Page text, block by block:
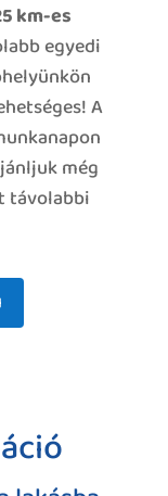
km-es
egyedi
A
még
távolabbi